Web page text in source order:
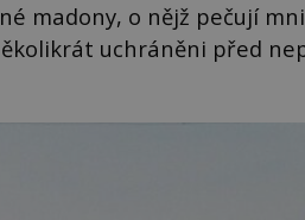
madony, o nějž pečují
uchráněni před